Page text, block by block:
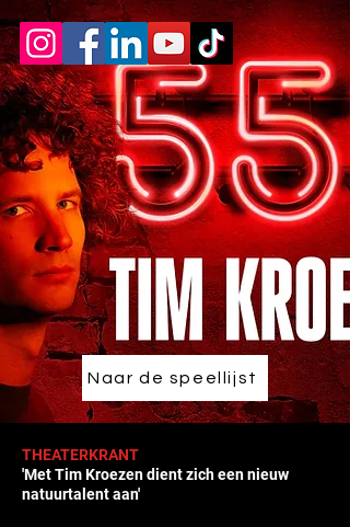
Naar de speellijst
THEATERKRANT
'Met Tim Kroezen dient zich een nieuw
natuurtalent aan'